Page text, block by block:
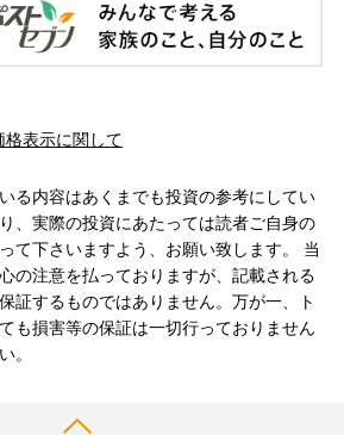
格表示に関して
る内容はあくまでも投資の参考にしてい
、実際の投資にあたっては読者ご自身の
て下さいますよう、お願い致します。 当
の注意を払っておりますが、記載される
証するものではありません。万が一、ト
も損害等の保証は一切行っておりません
。